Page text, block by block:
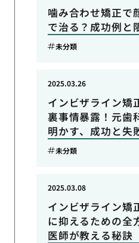
噛み合わせ矯正で
で治る？成功例と
未分類
インビザライン矯
裏事情暴露！元歯
明かす、成功と失
2025.03.26
未分類
インビザライン矯
に抑えるための全
医師が教える秘訣
2025.03.08